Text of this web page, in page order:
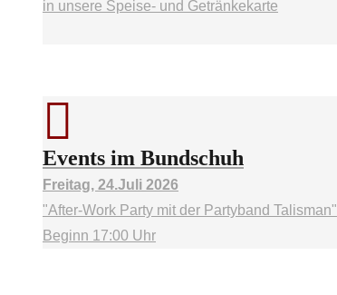
in unsere Speise- und Getränkekarte
Events im Bundschuh
Freitag, 24.Juli 2026
"After-Work Party mit der Partyband Talisman"
Beginn 17:00 Uhr